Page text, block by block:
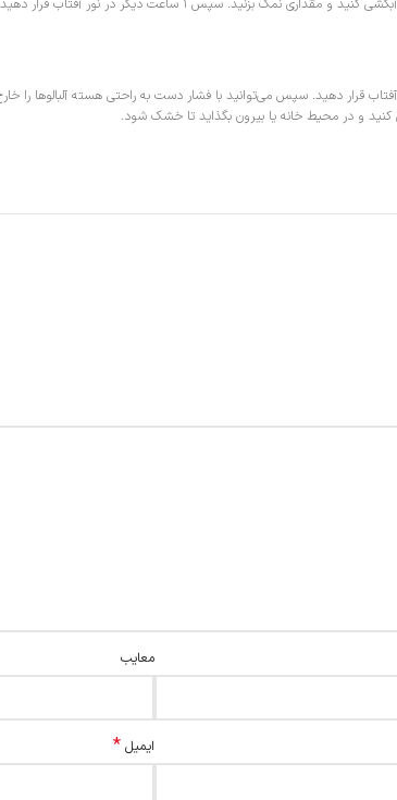
را بگیرید و بدون شستن، آن‌ها را روی پارچه‌ای پهن کنید و به مدت ۲ روز زیر نور آفتاب قرار دهید. سپس
کنید و در محیط خانه یا بیرون بگذاید تا خشک شود.
معایب
ایمیل *